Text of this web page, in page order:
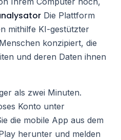
Die Plattform
mithilfe KI-gestützter
konzipiert, die
und deren Daten ihnen
als zwei Minuten.
Konto unter
die mobile App aus dem
herunter und melden